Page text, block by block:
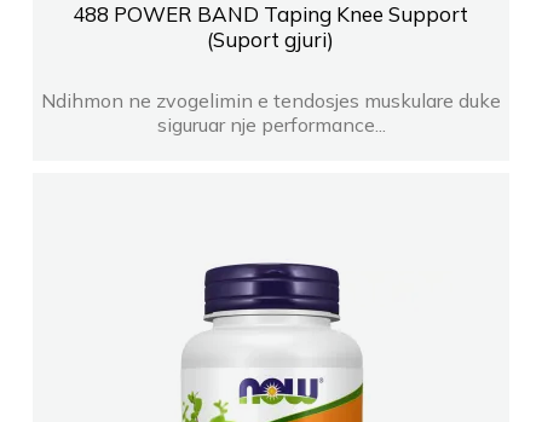
488 POWER BAND Taping Knee Support
(Suport gjuri)
Ndihmon ne zvogelimin e tendosjes muskulare duke
siguruar nje performance...